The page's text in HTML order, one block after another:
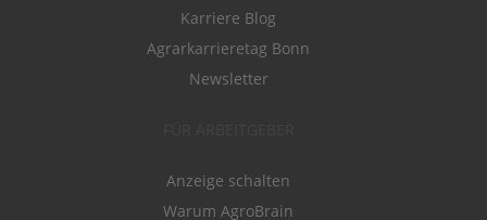
Karriere Blog
Agrarkarrieretag Bonn
Newsletter
Anzeige schalten
Warum AgroBrain